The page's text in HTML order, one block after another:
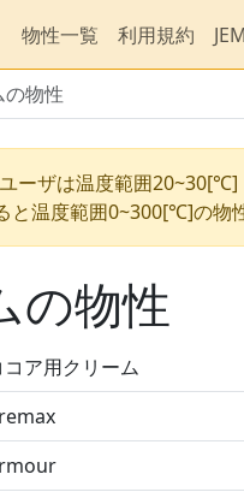
物性一覧 利用規約
の物性
ーザは温度範囲20~30[℃]
と温度範囲0~300[℃]の物
の物性
コア用クリーム